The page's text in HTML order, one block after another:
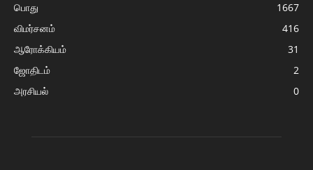
பொது
1667
விமர்சனம்
416
ஆரோக்கியம்
31
ஜோதிடம்
2
அரசியல்
0